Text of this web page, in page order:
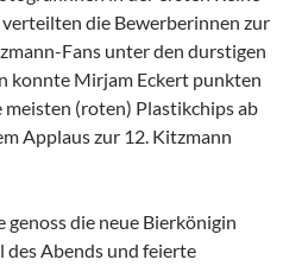
die Bewerberinnen zur
Fans unter den durstigen
konnte Mirjam Eckert punkten
meisten (roten) Plastikchips ab
Applaus zur 12. Kitzmann
die neue Bierkönigin
des Abends und feierte